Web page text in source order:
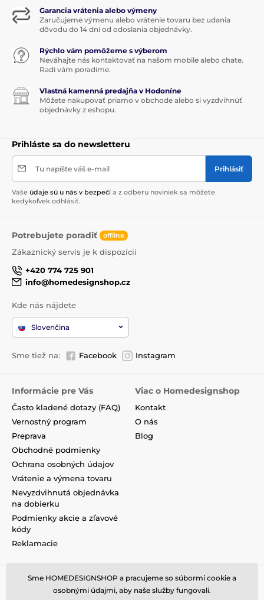
Garancia vrátenia alebo výmeny
Zaručujeme výmenu alebo vrátenie tovaru bez udania
dôvodu do 14 dní od odoslania objednávky.
Rýchlo vám pomôžeme s výberom
Neváhajte nás kontaktovať na našom mobile alebo chate.
Radi vám poradíme.
Vlastná kamenná predajňa v Hodoníne
Môžete nakupovať priamo v obchode alebo si vyzdvihnúť
objednávky z eshopu.
Prihláste sa do newsletteru
Tu napíšte váš e-mail Prihlásiť
Vaše údaje sú u nás v bezpečí a z odberu noviniek sa môžete
kedykoľvek odhlásiť.
Potrebujete poradiť offline
Zákaznický servis je k dispozícii
+420 774 725 901
info@homedesignshop.cz
Kde nás nájdete
Slovenčina
Sme tiež na: Facebook Instagram
Informácie pre Vás
Často kladené dotazy (FAQ)
Vernostný program
Preprava
Obchodné podmienky
Ochrana osobných údajov
Vrátenie a výmena tovaru
Nevyzdvihnutá objednávka
na dobierku
Podmienky akcie a zľavové
kódy
Reklamacie
Viac o Homedesignshop
Kontakt
O nás
Blog
Sme HOMEDESIGNSHOP a pracujeme so súbormi cookie a
osobnými údajmi, aby naše služby fungovali.